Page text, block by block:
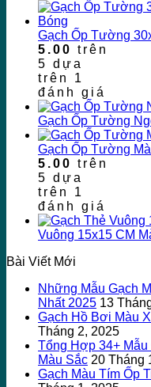
Gạch Ốp Tường
5.00 trên
5 dựa
trên 1
đánh giá
Gạch Ốp Tường
Gạch Ốp Tường
5.00 trên
5 dựa
trên 1
đánh giá
Vuông 15x15 CM
Bài Viết Mới
Những Mẫu Gạch
Nhất 2025 13
Gạch Hồ Bơi Màu
Tháng 2, 2025
Tổng Hợp 34+
Màu Sắc 20 Tháng
Gạch Màu Tím Ốp